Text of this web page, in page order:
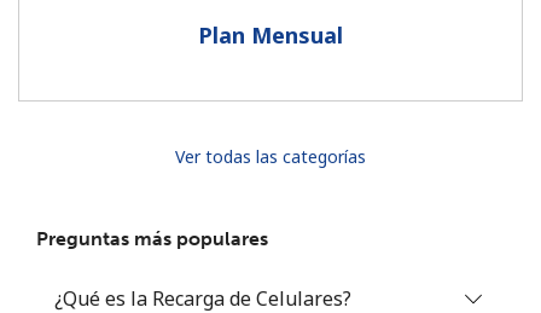
Plan Mensual
Ver todas las categorías
Preguntas más populares
¿Qué es la Recarga de Celulares?